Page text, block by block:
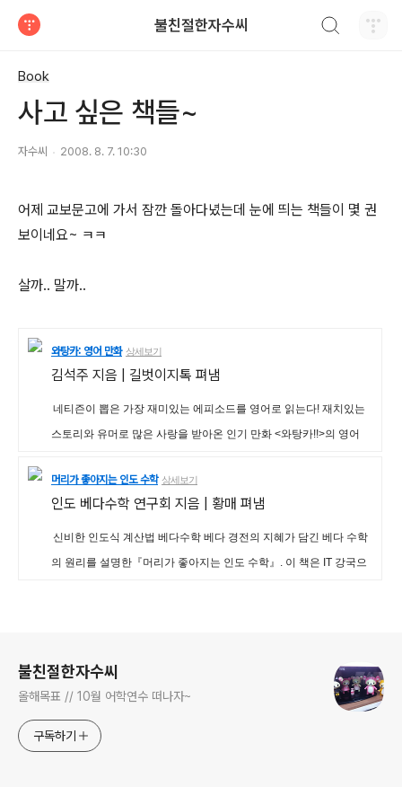
불친절한자수씨
Book
사고 싶은 책들~
자수씨 2008. 8. 7. 10:30
어제 교보문고에 가서 잠깐 돌아다녔는데 눈에 띄는 책들이 몇 권
보이네요~ ㅋㅋ
살까.. 말까..
와탕카: 영어 만화 상세보기
김석주 지음 | 길벗이지톡 펴냄
네티즌이 뽑은 가장 재미있는 에피소드를 영어로 읽는다! 재치있는
스토리와 유머로 많은 사랑을 받아온 인기 만화 <와탕카!!>의 영어
골라 우리말 대사를 네이티브 영어로 번역한 책으로, 짬짬이 만화 한
편씩 보면서 영어 감각을 살릴 수 있다. 원작의 재미와 반전을 그대로
살리면서 필수 영어표현을 배울 수 있도록 구성하였다. 이 책에서는
연재
머리가 좋아지는 인도 수학 상세보기
인도 베다수학 연구회 지음 | 황매 펴냄
신비한 인도식 계산법 베다수학 베다 경전의 지혜가 담긴 베다 수학
의 원리를 설명한『머리가 좋아지는 인도 수학』. 이 책은 IT 강국으
두뇌 활성화를 높이고 심리적 안정감과 지구력, 창의력을 키울 수 있
도록 기본적인 과
불친절한자수씨
올해목표 // 10월 어학연수 떠나자~
구독하기